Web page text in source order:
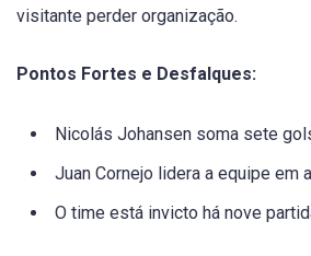
visitante perder organização.
Pontos Fortes e Desfalques:
Nicolás Johansen soma sete
Juan Cornejo lidera a equipe em
O time está invicto há nove